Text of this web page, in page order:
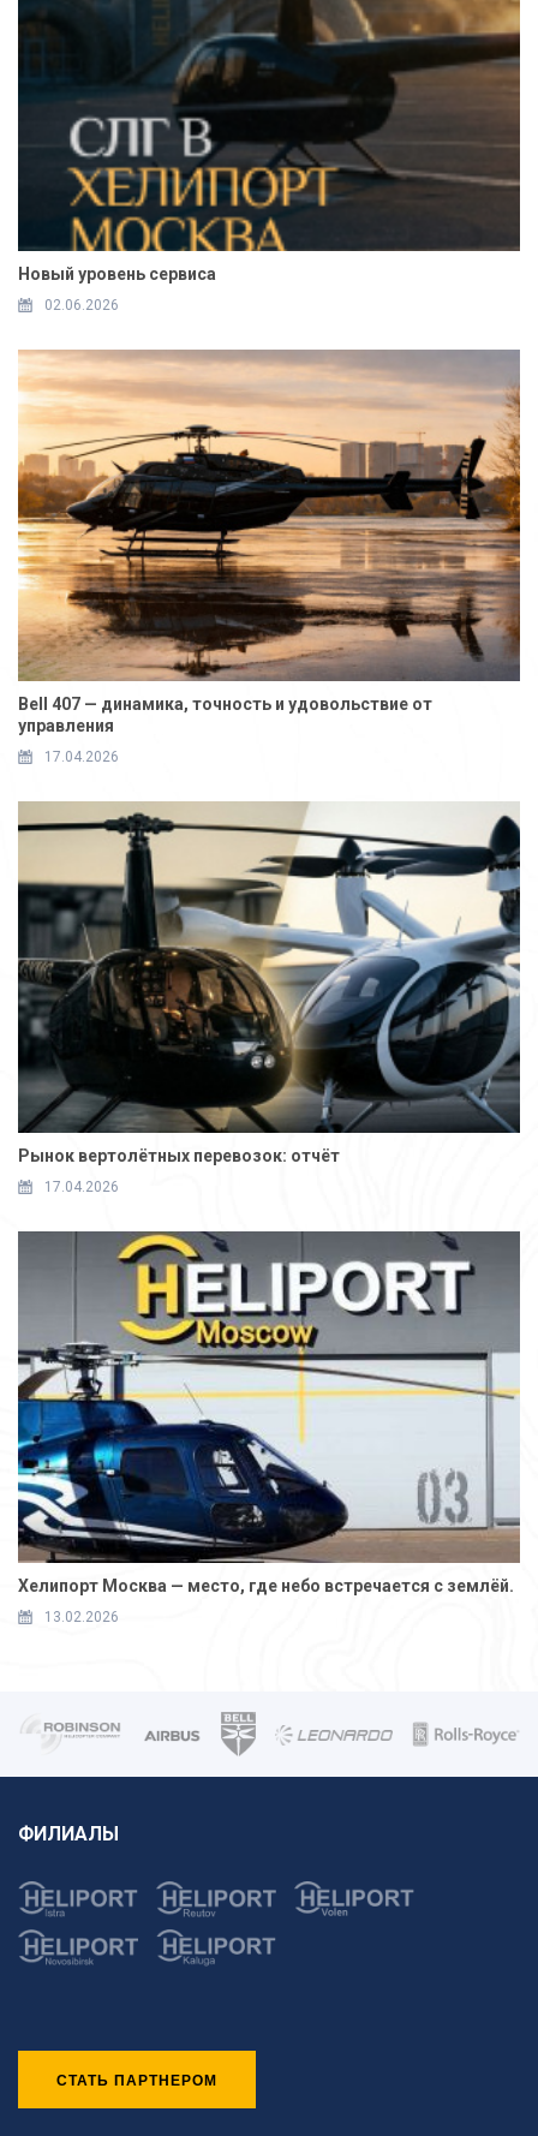
Новый уровень сервиса
02.06.2026
Bell 407 — динамика, точность и удовольствие от
управления
17.04.2026
Рынок вертолётных перевозок: отчёт
17.04.2026
Хелипорт Москва — место, где небо встречается с землёй.
13.02.2026
ФИЛИАЛЫ
СТАТЬ ПАРТНЕРОМ